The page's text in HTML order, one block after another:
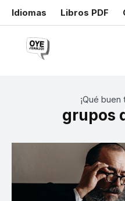
Idiomas Libros PDF
¡Qué
grupos